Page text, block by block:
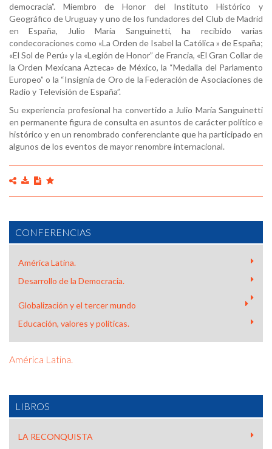
democracia”. Miembro de Honor del Instituto Histórico y
Geográfico de Uruguay y uno de los fundadores del Club de Madrid
en España, Julio María Sanguinetti, ha recibido varias
condecoraciones como «La Orden de Isabel la Católica » de España;
«El Sol de Perú» y la «Legión de Honor” de Francia, «El Gran Collar de
la Orden Mexicana Azteca» de México, la “Medalla del Parlamento
Europeo” o la “Insignia de Oro de la Federación de Asociaciones de
Radio y Televisión de España”.
Su experiencia profesional ha convertido a Julio María Sanguinetti
en permanente figura de consulta en asuntos de carácter político e
histórico y en un renombrado conferenciante que ha participado en
algunos de los eventos de mayor renombre internacional.
CONFERENCIAS
América Latina.
Desarrollo de la Democracia.
Globalización y el tercer mundo
Educación, valores y políticas.
América Latina.
LIBROS
LA RECONQUISTA